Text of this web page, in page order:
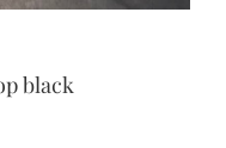
black